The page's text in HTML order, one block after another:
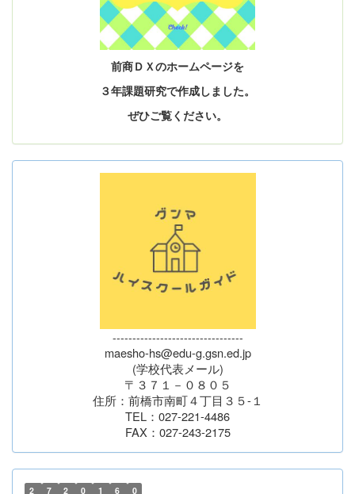
前商ＤＸのホームページを
３年課題研究で作成しました。
ぜひご覧ください。
---------------------------------
maesho-hs@edu-g.gsn.ed.jp
(学校代表メール)
〒３７１－０８０５
住所：前橋市南町４丁目３５-１
TEL：027-221-4486
FAX：027-243-2175
2 7 2 0 1 6 0